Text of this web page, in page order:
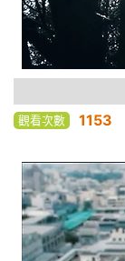
觀看次數 1153